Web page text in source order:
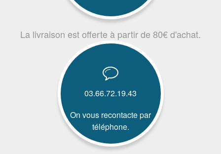
La livraison est offerte à partir de 80€ d'achat.
03.66.72.19.43
On vous recontacte par
téléphone.